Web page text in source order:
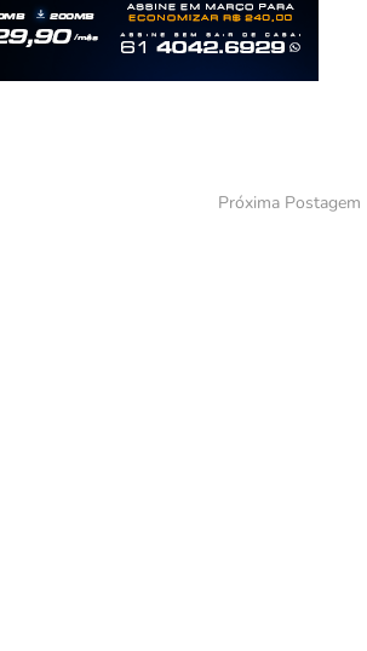
Próxima Postagem